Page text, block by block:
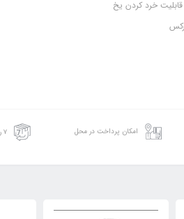
امکان پرداخت در محل ۷ روز ضمانت بازگشت